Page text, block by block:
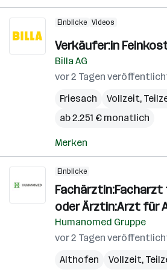
Einblicke Videos
Verkäufer:in
Billa AG
vor 2 Tagen
Friesach
Vollzeit,
ab 2.251 € monatlich
Merken
Einblicke
Fachärztin:Facharzt
oder Ärztin:Arzt für
Humanomed Gruppe
vor 2 Tagen
Althofen
Vollzeit,